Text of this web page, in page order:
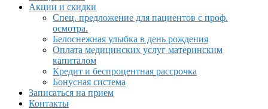
Акции и скидки
Спец. предложение для пациентов с проф.
осмотра.
Белоснежная улыбка в день рождения
Оплата медицинских услуг материнским
капиталом
Кредит и беспроцентная рассрочка
Бонусная система
Записаться на прием
Контакты